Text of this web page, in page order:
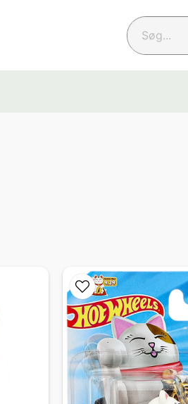
Søg...